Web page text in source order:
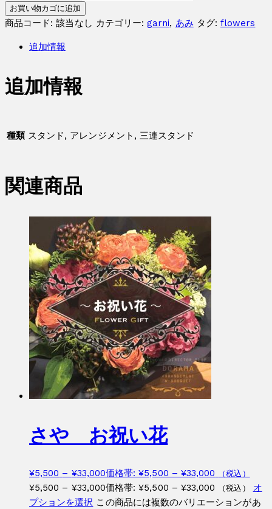
お買い物カゴに追加
商品コード:該当なし カテゴリー:garni, あみ タグ:flowers
追加情報
追加情報
種類 スタンド, アレンジメント, 三連スタンド
関連商品
さや お祝い花
¥5,500 – ¥33,000価格帯: ¥5,500 – ¥33,000 （税込）
¥5,500 – ¥33,000価格帯: ¥5,500 – ¥33,000 （税込）
オ
プションを選択 この商品には複数のバリエーションがあ